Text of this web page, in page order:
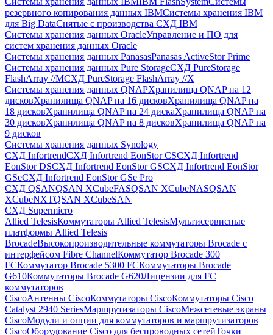
резервного копирования данных IBMСистемы хранения IBM
для Big DataСнятые с производства СХД IBM
Системы хранения данных OracleУправление и ПО для
систем хранения данных Oracle
Системы хранения данных PanasasPanasas ActiveStor Prime
Системы хранения данных Pure StorageСХД PureStorage
FlashArray //MСХД PureStorage FlashArray //X
Системы хранения данных QNAPХранилища QNAP на 12
дисковХранилища QNAP на 16 дисковХранилища QNAP на
18 дисковХранилища QNAP на 24 дискаХранилища QNAP на
30 дисковХранилища QNAP на 8 дисковХранилища QNAP на
9 дисков
Системы хранения данных Synology
СХД InfortrendСХД Infortrend EonStor CSСХД Infortrend
EonStor DSСХД Infortrend EonStor GSСХД Infortrend EonStor
GSeСХД Infortrend EonStor GSe Pro
СХД QSANQSAN XCubeFASQSAN XCubeNASQSAN
XCubeNXTQSAN XCubeSAN
СХД Supermicro
Allied TelesisКоммутаторы Allied TelesisМультисервисные
платформы Allied Telesis
BrocadeВысокопроизводительные коммутаторы Brocade с
интерфейсом Fibre ChannelКоммутатор Brocade 300
FCКоммутатор Brocade 5300 FCКоммутаторы Brocade
G610Коммутаторы Brocade G620Лицензии для FC
коммутаторов
CiscoАнтенны CiscoКоммутаторы CiscoКоммутаторы Cisco
Catalyst 2940 SeriesМаршрутизаторы CiscoМежсетевые экраны
CiscoМодули и опции для коммутаторов и маршрутизаторов
CiscoОборудование Cisco для беспроводных сетейТочки